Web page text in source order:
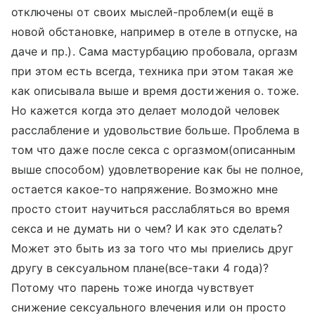
отключены от своих мыслей-проблем(и ещё в
новой обстановке, например в отеле в отпуске, на
даче и пр.). Сама мастурбацию пробовала, оргазм
при этом есть всегда, техника при этом такая же
как описывала выше и время достижения о. тоже.
Но кажется когда это делает молодой человек
расслабление и удовольствие больше. Проблема в
том что даже после секса с оргазмом(описанным
выше способом) удовлетворение как бы не полное,
остается какое-то напряжение. Возможно мне
просто стоит научиться расслабляться во время
секса и не думать ни о чем? И как это сделать?
Может это быть из за того что мы приелись друг
другу в сексуальном плане(все-таки 4 года)?
Потому что парень тоже иногда чувствует
снижение сексуального влечения или он просто